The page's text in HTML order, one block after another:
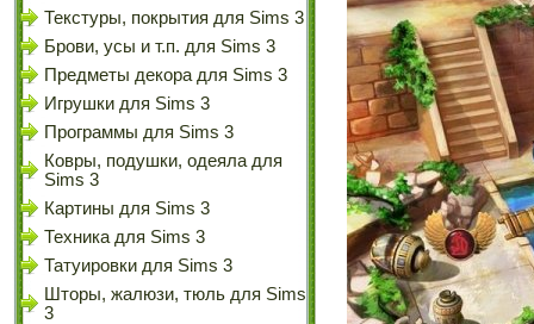
Текстуры, покрытия для Sims 3
Брови, усы и т.п. для Sims 3
Предметы декора для Sims 3
Игрушки для Sims 3
Программы для Sims 3
Ковры, подушки, одеяла для
Sims 3
Картины для Sims 3
Техника для Sims 3
Татуировки для Sims 3
Шторы, жалюзи, тюль для Sims
3